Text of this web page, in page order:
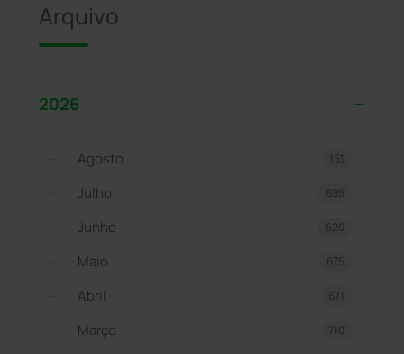
Arquivo
2026
Agosto 151
Julho 695
Junho 620
Maio 675
Abril 671
Março 710